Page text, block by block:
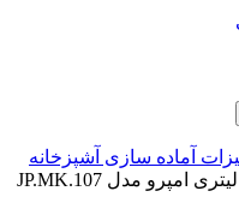
آماده سازی آشپزخانه